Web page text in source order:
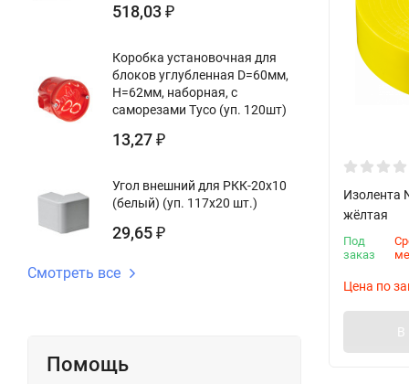
518,03 ₽
Коробка установочная для
блоков углубленная D=60мм,
Н=62мм, наборная, с
саморезами Тусо (уп. 120шт)
13,27 ₽
Угол внешний для РКК-20х10
(белый) (уп. 117х20 шт.)
29,65 ₽
Смотреть все
Помощь
Изолента
жёлтая
Под
заказ
Цена по
В